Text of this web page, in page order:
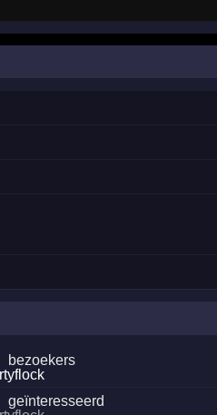
bezoekers
geïnteresseerd